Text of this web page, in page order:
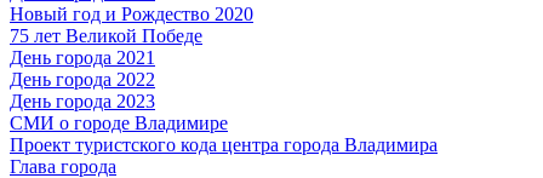
Новый год и Рождество 2020
75 лет Великой Победе
День города 2021
День города 2022
День города 2023
СМИ о городе Владимире
Проект туристского кода центра города Владимира
Глава города